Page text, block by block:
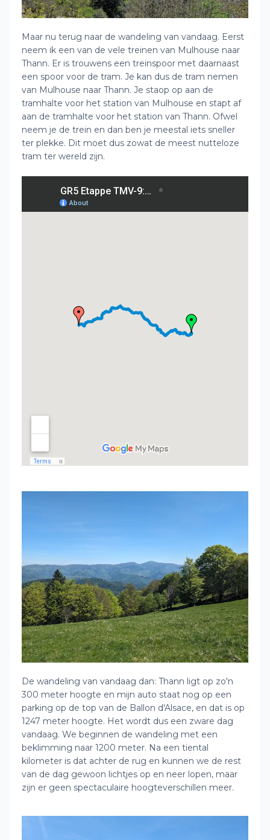
Maar nu terug naar de wandeling van vandaag. Eerst
neem ik een van de vele treinen van Mulhouse naar
Thann. Er is trouwens een treinspoor met daarnaast
een spoor voor de tram. Je kan dus de tram nemen
van Mulhouse naar Thann. Je staop op aan de
tramhalte voor het station van Mulhouse en stapt af
aan de tramhalte voor het station van Thann. Ofwel
neem je de trein en dan ben je meestal iets sneller
ter plekke. Dit moet dus zowat de meest nutteloze
tram ter wereld zijn.
De wandeling van vandaag dan: Thann ligt op zo'n
300 meter hoogte en mijn auto staat nog op een
parking op de top van de Ballon d'Alsace, en dat is op
1247 meter hoogte. Het wordt dus een zware dag
vandaag. We beginnen de wandeling met een
beklimming naar 1200 meter. Na een tiental
kilometer is dat achter de rug en kunnen we de rest
van de dag gewoon lichtjes op en neer lopen, maar
zijn er geen spectaculaire hoogteverschillen meer.